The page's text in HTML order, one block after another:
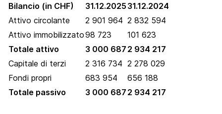
Bilancio (in CHF)
31.12.2025 31.12.2024
Attivo circolante
2 901 964 2 832 594
Attivo immobilizzato98 723
101 623
Totale attivo
3 000 687 2 934 217
Capitale di terzi
2 316 734 2 278 029
Fondi propri
683 954
656 188
Totale passivo
3 000 687 2 934 217